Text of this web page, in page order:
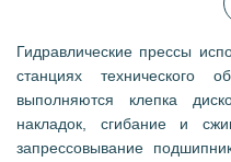
Гидравлические прессы
станциях
выполняются клепка
накладок, сгибание и
запрессовывание